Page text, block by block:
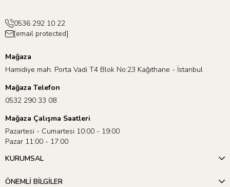
0536 292 10 22
[email protected]
Mağaza
Hamidiye mah. Porta Vadi T4 Blok No:23 Kağıthane - İstanbul
Mağaza Telefon
0532 290 33 08
Mağaza Çalışma Saatleri
Pazartesi - Cumartesi 10:00 - 19:00
Pazar 11:00 - 17:00
KURUMSAL
ÖNEMLİ BİLGİLER